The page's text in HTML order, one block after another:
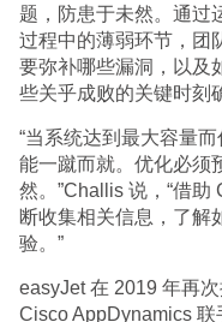
题，防患于未然。通过
过程中的薄弱环节，团
要弥补哪些漏洞，以及
些关乎成败的关键时刻
“当系统达到最大容量
能一蹴而就。优化必须
然。”Challis 说，“借
断收集相关信息，了解
验。”
easyJet 在 2019 年再
Cisco AppDynamics